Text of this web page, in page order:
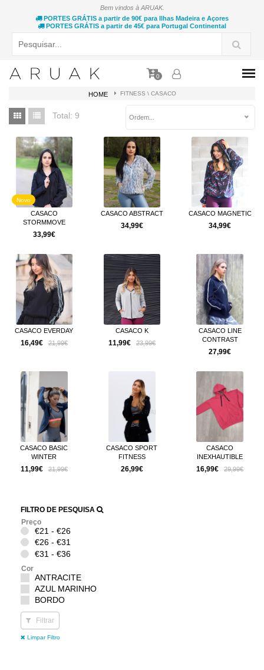
Bem vindos à ARUAK.
PORTES GRÁTIS a partir de 90€ para Ilhas Madeira e Açores
PORTES GRÁTIS a partir de 45€ para Portugal Continental
0
HOME FITNESS \ CASACO
FILTRO DE PESQUISA
Preço
€21 - €26
€26 - €31
€31 - €36
Cor
ANTRACITE
AZUL MARINHO
BORDO
BRANCO
CINZA
FUSHIA
Filtrar
Limpar Filtro
Total: 9 Ordem...
Novo
CASACO
STORMMOVE
33,99€
CASACO ABSTRACT
34,99€
CASACO MAGNETIC
34,99€
CASACO EVERDAY
16,49€ 21,99€
CASACO K
11,99€ 23,99€
CASACO LINE
CONTRAST
27,99€
CASACO BASIC
WINTER
11,99€ 21,99€
CASACO SPORT
FITNESS
26,99€
CASACO
INEXHAUTIBLE
16,99€ 29,99€